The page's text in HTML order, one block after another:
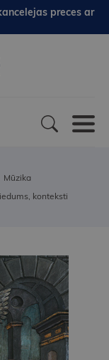
preces ar
Mūzika
konteksti